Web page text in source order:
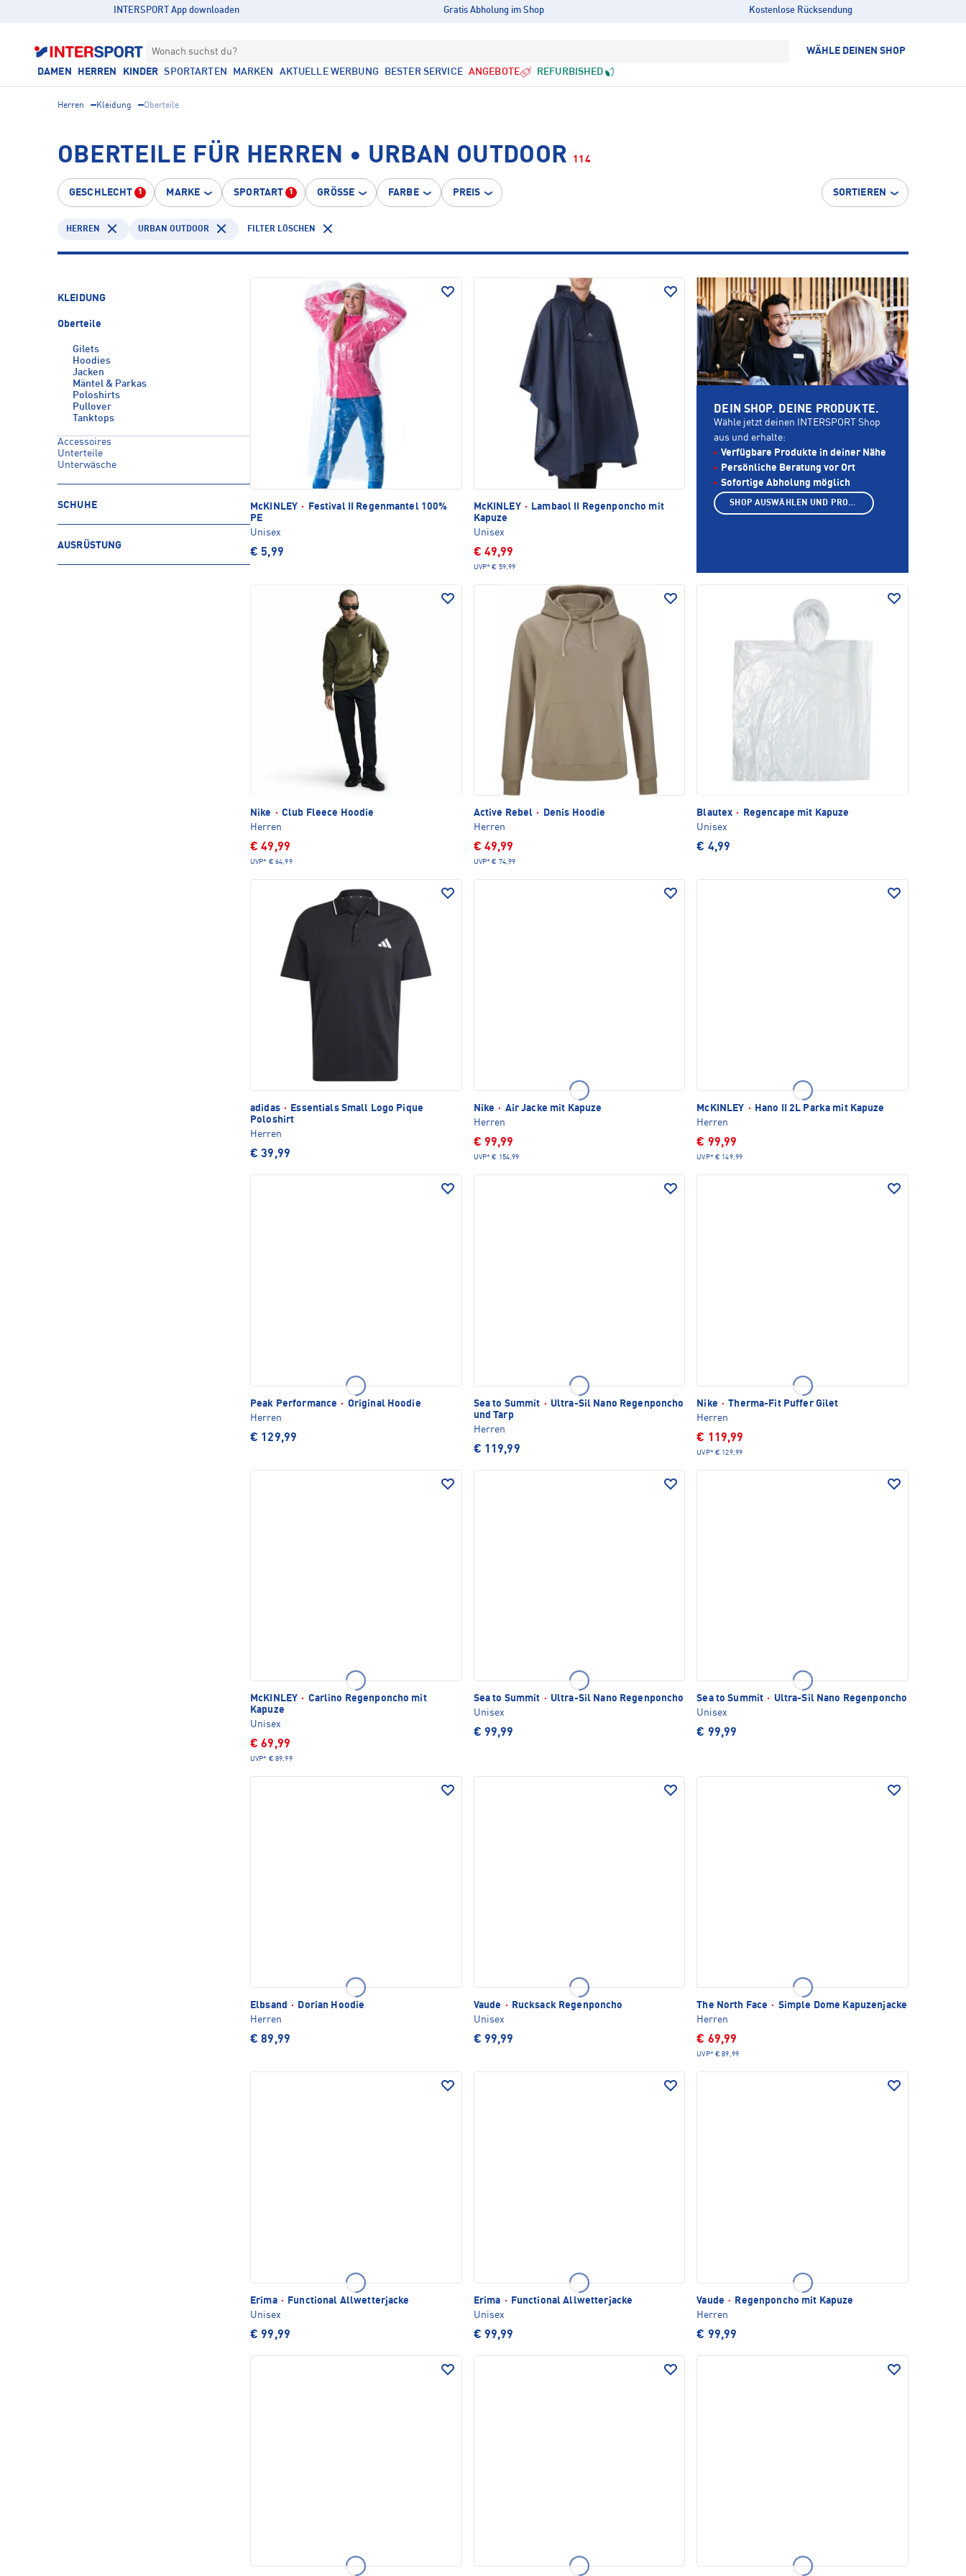
INTERSPORT App downloaden Gratis Abholung im Shop Kostenlose Rücksendung
Wonach suchst du? WÄHLE DEINEN SHOP
DAMEN HERREN KINDER SPORTARTEN MARKEN AKTUELLE WERBUNG BESTER SERVICE ANGEBOTE REFURBISHED
Herren Kleidung Oberteile
OBERTEILE FÜR HERREN • URBAN OUTDOOR 114
GESCHLECHT 1 MARKE SPORTART 1 GRÖSSE FARBE PREIS SORTIEREN
HERREN URBAN OUTDOOR FILTER LÖSCHEN
KLEIDUNG
Oberteile
Gilets
Hoodies
Jacken
Mäntel & Parkas
Poloshirts
Pullover
Tanktops
Accessoires
Unterteile
Unterwäsche
SCHUHE
AUSRÜSTUNG
McKINLEY ·
Festival II Regenmantel 100%
PE
Unisex
€ 5,99
McKINLEY ·
Lambaol II Regenponcho mit
Kapuze
Unisex
€ 49,99
UVP* € 59,99
Nike · Club Fleece Hoodie
Herren
€ 49,99
UVP* € 64,99
Active Rebel ·
Denis Hoodie
Herren
€ 49,99
UVP* € 74,99
Blautex ·
Regencape mit Kapuze
Unisex
€ 4,99
adidas ·
Essentials Small Logo Pique
Poloshirt
Herren
€ 39,99
Nike · Air Jacke mit Kapuze
Herren
€ 99,99
UVP* € 154,99
McKINLEY ·
Hano II 2L Parka mit Kapuze
Herren
€ 99,99
UVP* € 149,99
Peak Performance · Original Hoodie
Herren
€ 129,99
Sea to Summit · Ultra-Sil Nano Regenponcho
und Tarp
Herren
€ 119,99
Nike · Therma-Fit Puffer Gilet
Herren
€ 119,99
UVP* € 129,99
McKINLEY · Carlino Regenponcho mit
Kapuze
Unisex
€ 69,99
UVP* € 89,99
Sea to Summit · Ultra-Sil Nano Regenponcho
Unisex
€ 99,99
Sea to Summit · Ultra-Sil Nano Regenponcho
Unisex
€ 99,99
Elbsand ·
Dorian Hoodie
Herren
€ 89,99
Vaude ·
Rucksack Regenponcho
Unisex
€ 99,99
The North Face · Simple Dome Kapuzenjacke
Herren
€ 69,99
UVP* € 89,99
Erima ·
Functional Allwetterjacke
Unisex
€ 99,99
Erima ·
Functional Allwetterjacke
Unisex
€ 99,99
Vaude ·
Regenponcho mit Kapuze
Herren
€ 99,99
DEIN SHOP. DEINE PRODUKTE.
Wähle jetzt deinen INTERSPORT Shop
aus und erhalte:
Verfügbare Produkte in deiner Nähe
Persönliche Beratung vor Ort
Sofortige Abholung möglich
SHOP AUSWÄHLEN UND PRODUKTE ANZEIGEN